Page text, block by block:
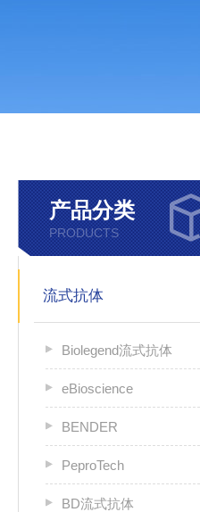
产品分类
PRODUCTS
流式抗体
Biolegend流式抗体
eBioscience
BENDER
PeproTech
BD流式抗体